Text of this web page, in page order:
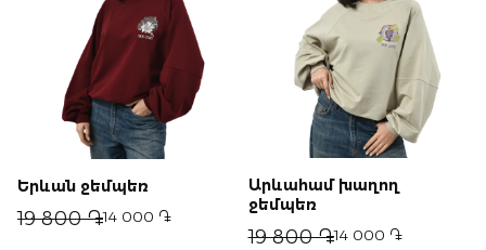
Երևան ջեմպեռ
19 800 ֏14 000 ֏
Արևահամ խաղող
ջեմպեռ
19 800 ֏14 000 ֏